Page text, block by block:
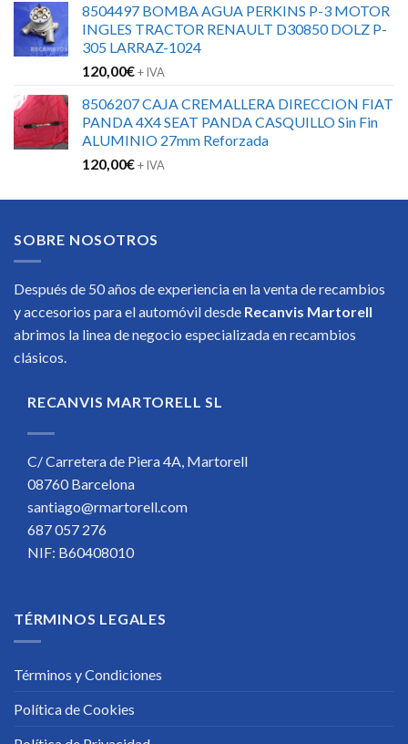
8504497 BOMBA AGUA PERKINS P-3 MOTOR
INGLES TRACTOR RENAULT D30850 DOLZ P-
305 LARRAZ-1024
120,00€+ IVA
8506207 CAJA CREMALLERA DIRECCION FIAT
PANDA 4X4 SEAT PANDA CASQUILLO Sin Fin
ALUMINIO 27mm Reforzada
120,00€+ IVA
SOBRE NOSOTROS
Después de 50 años de experiencia en la venta de recambios
y accesorios para el automóvil desde Recanvis Martorell
abrimos la linea de negocio especializada en recambios
clásicos.
RECANVIS MARTORELL SL
C/ Carretera de Piera 4A, Martorell
08760 Barcelona
santiago@rmartorell.com
687 057 276
NIF: B60408010
TÉRMINOS LEGALES
Términos y Condiciones
Política de Cookies